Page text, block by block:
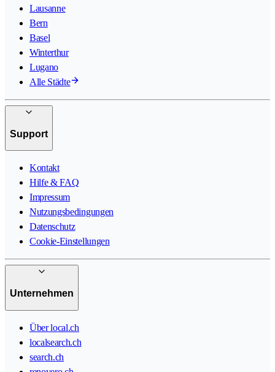
Lausanne
Bern
Basel
Winterthur
Lugano
Alle Städte
Support
Kontakt
Hilfe & FAQ
Impressum
Nutzungsbedingungen
Datenschutz
Cookie-Einstellungen
Unternehmen
Über local.ch
localsearch.ch
search.ch